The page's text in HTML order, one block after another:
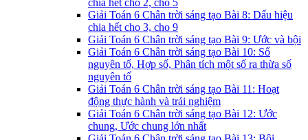
Giải Toán 6 Chân trời sáng tạo Bài 8: Dấu hiệu
chia hết cho 3, cho 9
Giải Toán 6 Chân trời sáng tạo Bài 9: Ước và bội
Giải Toán 6 Chân trời sáng tạo Bài 10: Số
nguyên tố, Hợp số, Phân tích một số ra thừa số
nguyên tố
Giải Toán 6 Chân trời sáng tạo Bài 11: Hoạt
động thực hành và trải nghiệm
Giải Toán 6 Chân trời sáng tạo Bài 12: Ước
chung, Ước chung lớn nhất